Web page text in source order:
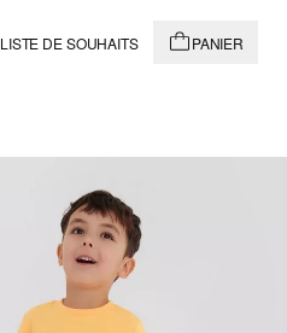
LISTE DE SOUHAITS PANIER